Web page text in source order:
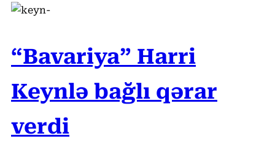
“Bavariya” Harri
Keynlə bağlı qərar
verdi